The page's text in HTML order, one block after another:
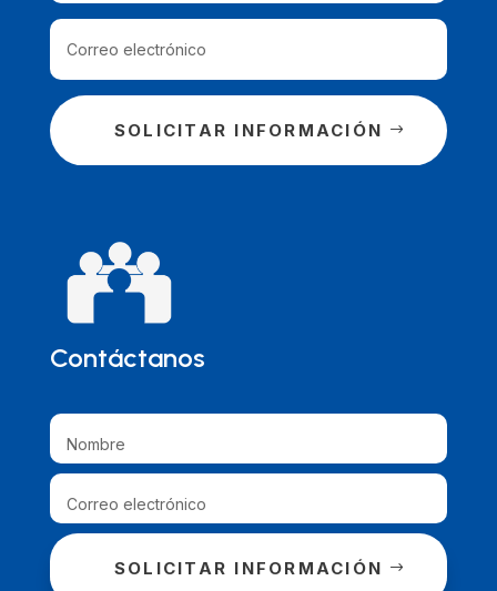
SOLICITAR INFORMACIÓN
Contáctanos
SOLICITAR INFORMACIÓN